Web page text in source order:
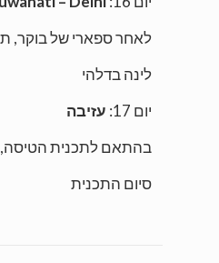
לאחר ספארי של בוקר,
לינה בדלהי
יום 17:
עזיבה
בהתאם לתכנית
סיום התכנית